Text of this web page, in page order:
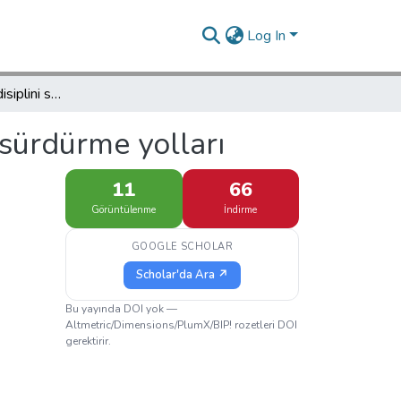
Log In
Çocukta ve ailede disiplini sağlama ve sürdürme yolları
yolları
11
Görüntülenme
66
İndirme
GOOGLE SCHOLAR
Scholar'da Ara ↗
Bu yayında DOI yok —
Altmetric/Dimensions/PlumX/BIP! rozetleri DOI
gerektirir.